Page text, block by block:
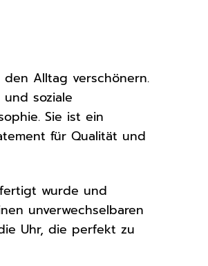
Alltag verschönern.
soziale
Sie ist ein
für Qualität und
wurde und
unverwechselbaren
Uhr, die perfekt zu